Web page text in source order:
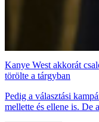
Kanye West akkorát
törölte a tárgyban
Pedig a választási
mellette és ellene is. De